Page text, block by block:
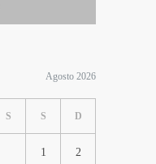
Agosto 2026
S S D
1 2